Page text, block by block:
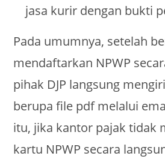
jasa kurir dengan bukti
Pada umumnya, setelah
mendaftarkan NPWP
pihak DJP langsung
berupa file pdf melalui
itu, jika kantor pajak tidak
kartu NPWP secara